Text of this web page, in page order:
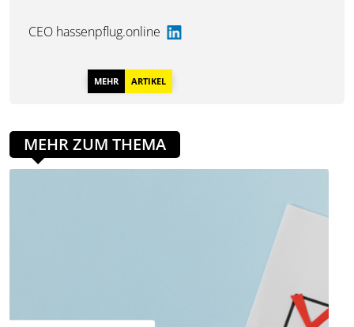
CEO hassenpflug.online
MEHR ARTIKEL
MEHR ZUM THEMA